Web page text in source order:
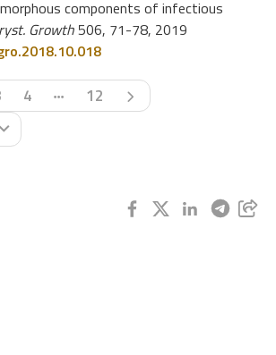
components of infectious
Growth506, 71-78, 2019
4 12 Następna strona